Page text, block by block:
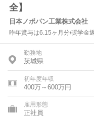
全】
日本ノボパン工業株式会社
昨年賞与は6.15ヶ月分/奨学金
勤務地
茨城県
初年度年収
400万～600万円
雇用形態
正社員